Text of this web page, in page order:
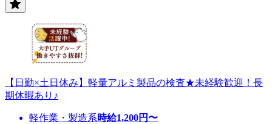
【日勤×土日休み】軽量アルミ製品の検査★未経験歓迎！長
期休暇あり♪
軽作業・製造系時給1,200円〜